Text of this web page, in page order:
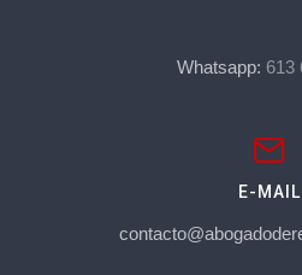
Whatsapp: 613
E-MAIL